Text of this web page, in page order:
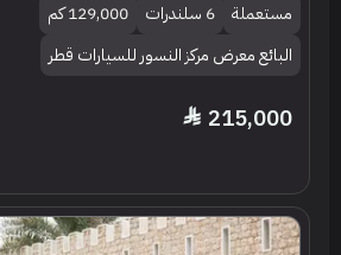
مستعملة 6 سلندرات
129,000 كم
البائع معرض مركز النسور للسيارات قطر
215,000